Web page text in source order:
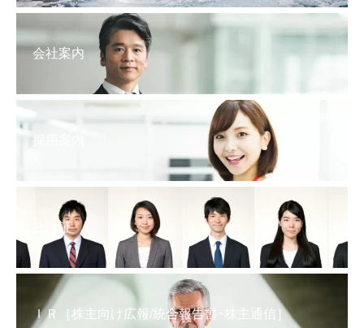
会社案内
採用案内
社員証
ＩＲ［株主向け広報/統合報告書･株主通信］